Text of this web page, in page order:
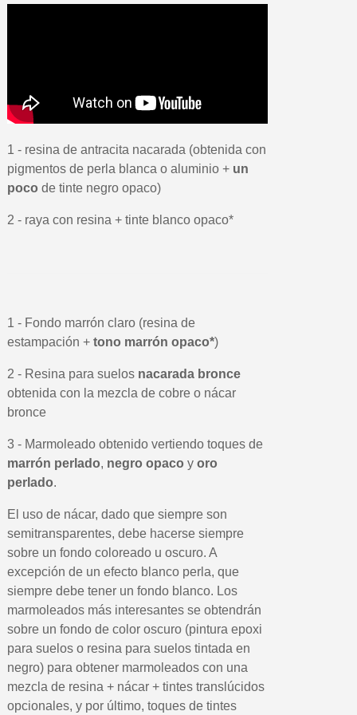
1 - resina de antracita nacarada (obtenida con
pigmentos de perla blanca o aluminio + un
poco de tinte negro opaco)
2 - raya con resina + tinte blanco opaco*
1 - Fondo marrón claro (resina de
estampación + tono marrón opaco*)
2 - Resina para suelos nacarada bronce
obtenida con la mezcla de cobre o nácar
bronce
3 - Marmoleado obtenido vertiendo toques de
marrón perlado, negro opaco y oro
perlado.
El uso de nácar, dado que siempre son
semitransparentes, debe hacerse siempre
sobre un fondo coloreado u oscuro. A
excepción de un efecto blanco perla, que
siempre debe tener un fondo blanco. Los
marmoleados más interesantes se obtendrán
sobre un fondo de color oscuro (pintura epoxi
para suelos o resina para suelos tintada en
negro) para obtener marmoleados con una
mezcla de resina + nácar + tintes translúcidos
opcionales, y por último, toques de tintes